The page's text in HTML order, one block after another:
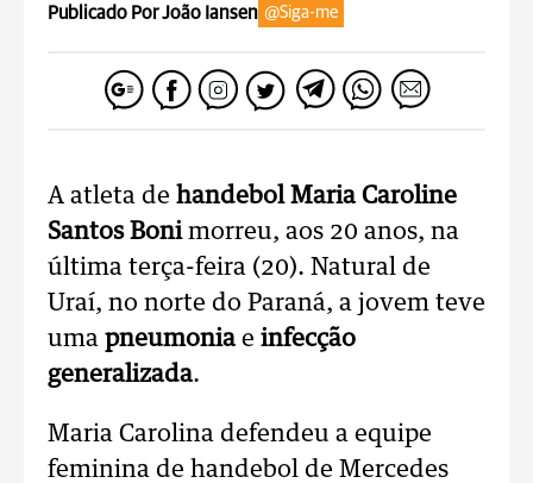
Publicado Por João Iansen @Siga-me
A atleta de handebol Maria Caroline
Santos Bonimorreu, aos 20 anos, na
última terça-feira (20). Natural de
Uraí, no norte do Paraná, a jovem teve
uma pneumoniae infecção
generalizada.
Maria Carolina defendeu a equipe
feminina de handebol de Mercedes